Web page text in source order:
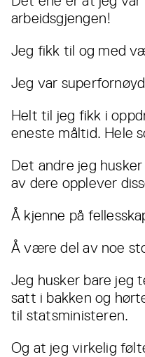
arbeidsgjengen!
Jeg fikk til og med
Jeg var
Helt til jeg fikk i
eneste måltid. Hele
Det andre jeg
av dere opplever
Å kjenne på
Å være del av noe
Jeg husker bare jeg
satt i bakken og
til statsministeren.
Og at jeg virkelig